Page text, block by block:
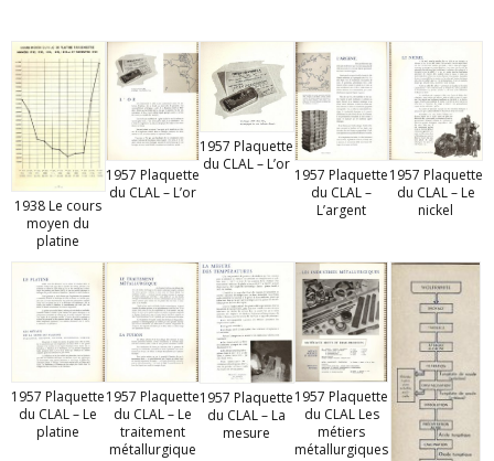
1938 Le cours
moyen du
platine
1957 Plaquette
du CLAL – L’or
1957 Plaquette
du CLAL – L’or
1957 Plaquette
du CLAL –
L’argent
1957 Plaquette
du CLAL – Le
nickel
1957 Plaquette
du CLAL – Le
platine
1957 Plaquette
du CLAL – Le
traitement
métallurgique
1957 Plaquette
du CLAL – La
mesure
1957 Plaquette
du CLAL Les
métiers
métallurgiques